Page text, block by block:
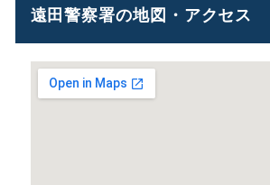
遠田警察署の地図・アクセス